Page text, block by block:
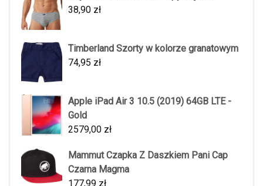
38,90 zł
Timberland Szorty w kolorze granatowym
74,95 zł
Apple iPad Air 3 10.5 (2019) 64GB LTE -
Gold
2579,00 zł
Mammut Czapka Z Daszkiem Pani Cap
Czarna Magma
177,99 zł